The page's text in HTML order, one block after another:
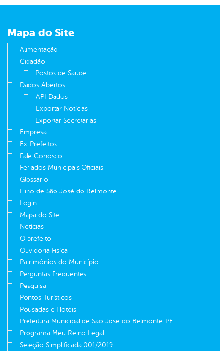
Mapa do Site
Alimentação
Cidadão
Postos de Saude
Dados Abertos
API Dados
Exportar Notícias
Exportar Secretarias
Empresa
Ex-Prefeitos
Fale Conosco
Feriados Municipais Oficiais
Glossário
Hino de São José do Belmonte
Login
Mapa do Site
Notícias
O prefeito
Ouvidoria Fisíca
Patrimônios do Município
Perguntas Frequentes
Pesquisa
Pontos Turísticos
Pousadas e Hotéis
Prefeitura Municipal de São José do Belmonte-PE
Programa Meu Reino Legal
Seleção Simplificada 001/2019